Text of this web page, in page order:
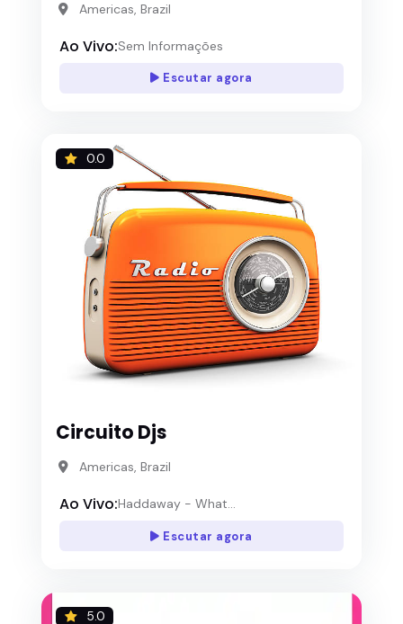
Americas, Brazil
Ao Vivo:Sem Informações
Escutar agora
0.0
Circuito Djs
Americas, Brazil
Ao Vivo:Haddaway - What...
Escutar agora
5.0